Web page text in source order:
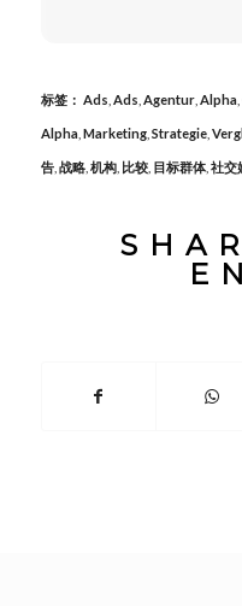
标签： Ads Ads Agentur, Alpha,
Alpha, Marketing, Strategie,
告, 战略, 机构, 比较, 目标群体, 社交